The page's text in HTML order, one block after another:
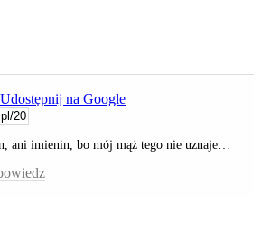
Udostępnij na Google
ani imienin, bo mój mąż tego nie uznaje…